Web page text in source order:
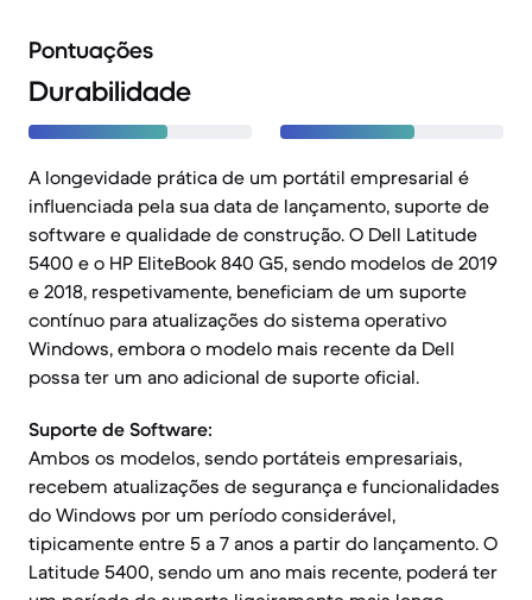
Pontuações
Durabilidade
A longevidade prática de um portátil empresarial é
influenciada pela sua data de lançamento, suporte de
software e qualidade de construção. O Dell Latitude
5400 e o HP EliteBook 840 G5, sendo modelos de 2019
e 2018, respetivamente, beneficiam de um suporte
contínuo para atualizações do sistema operativo
Windows, embora o modelo mais recente da Dell
possa ter um ano adicional de suporte oficial.
Suporte de Software:
Ambos os modelos, sendo portáteis empresariais,
recebem atualizações de segurança e funcionalidades
do Windows por um período considerável,
tipicamente entre 5 a 7 anos a partir do lançamento. O
Latitude 5400, sendo um ano mais recente, poderá ter